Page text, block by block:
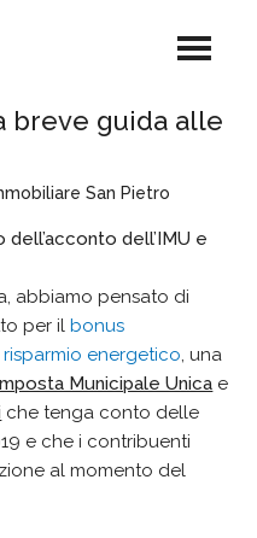
breve guida alle
San Pietro
dell’IMU e
abbiamo pensato di
per ilbonus
energetico, una
Municipale Unica e
che tenga conto delle
e che i contribuenti
al momento del